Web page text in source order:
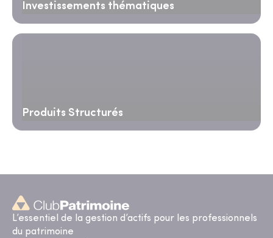
Investissements thématiques
Produits Structurés
L’essentiel de la gestion d’actifs pour les professionnels
du patrimoine